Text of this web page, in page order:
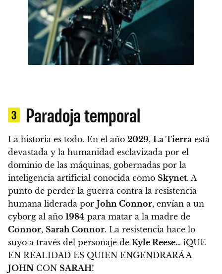
3 Paradoja temporal
La historia es todo. En el año 2029, La Tierra está
devastada y la humanidad esclavizada por el
dominio de las máquinas, gobernadas por la
inteligencia artificial conocida como Skynet. A
punto de perder la guerra contra la resistencia
humana liderada por John Connor, envían a un
cyborg al año 1984 para matar a la madre de
Connor, Sarah Connor. La resistencia hace lo
suyo a través del personaje de Kyle Reese… ¡QUE
EN REALIDAD ES QUIEN ENGENDRARÁ A
JOHN CON SARAH!